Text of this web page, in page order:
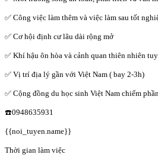
✅ Công việc làm thêm và việc làm sau tốt
✅ Cơ hội định cư lâu dài rộng mở
✅ Khí hậu ôn hòa và cảnh quan thiên nhiên
✅ Vị trí địa lý gần với Việt Nam ( bay 2-3h)
✅ Cộng đồng du học sinh Việt Nam chiếm
☎️0948635931
{{noi_tuyen.name}}
Thời gian làm việc